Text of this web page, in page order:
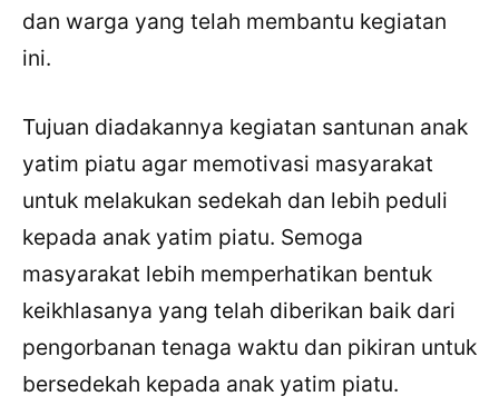
dan warga yang telah membantu kegiatan
ini.
Tujuan diadakannya kegiatan santunan anak
yatim piatu agar memotivasi masyarakat
untuk melakukan sedekah dan lebih peduli
kepada anak yatim piatu. Semoga
masyarakat lebih memperhatikan bentuk
keikhlasanya yang telah diberikan baik dari
pengorbanan tenaga waktu dan pikiran untuk
bersedekah kepada anak yatim piatu.